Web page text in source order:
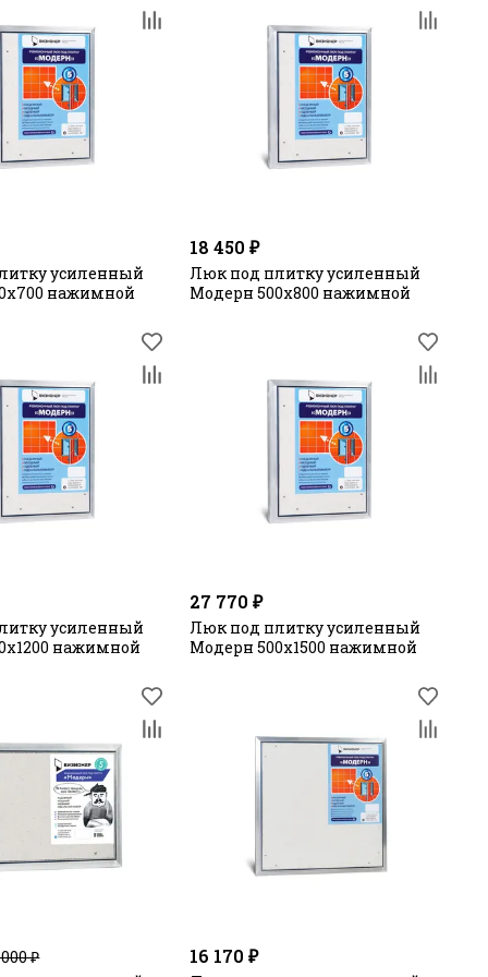
усиленный
нажимной
18 450 ₽
Люк под плитку усиленный
Модерн 500х800 нажимной
усиленный
нажимной
27 770 ₽
Люк под плитку усиленный
Модерн 500х1500 нажимной
₽
16 170 ₽